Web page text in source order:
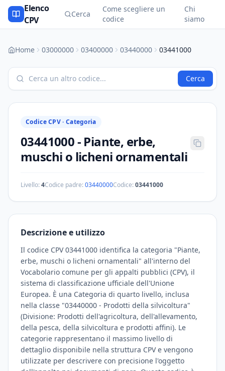
Elenco
CPV
Cerca
Come scegliere un
codice
Chi
siamo
Home 03000000 03400000 03440000 03441000
Cerca
Codice CPV · Categoria
03441000- Piante, erbe,
muschi o licheni ornamentali
Livello:4Codice padre:03440000Codice:03441000
Descrizione e utilizzo
Il codice CPV 03441000 identifica la categoria "Piante,
erbe, muschi o licheni ornamentali" all'interno del
Vocabolario comune per gli appalti pubblici (CPV), il
sistema di classificazione ufficiale dell'Unione
Europea. È una Categoria di quarto livello, inclusa
nella classe "03440000 - Prodotti della silvicoltura"
(Divisione: Prodotti dell'agricoltura, dell'allevamento,
della pesca, della silvicoltura e prodotti affini). Le
categorie rappresentano il massimo livello di
dettaglio disponibile nella struttura CPV e vengono
utilizzate per descrivere con precisione l'oggetto